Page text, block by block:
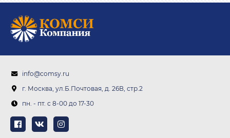
info@comsy.ru
г. Москва, ул.Б.Почтовая, д. 26В, стр.2
пн. - пт. c 8-00 до 17-30